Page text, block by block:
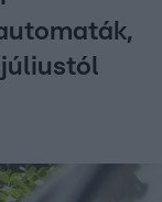
júliustól